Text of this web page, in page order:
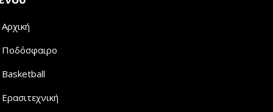
Αρχική
Ποδόσφαιρο
Basketball
Ερασιτεχνική